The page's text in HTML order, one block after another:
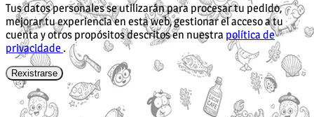
Tus datos personales se utilizarán para procesar tu pedido,
mejorar tu experiencia en esta web, gestionar el acceso a tu
cuenta y otros propósitos descritos en nuestra política de
privacidade .
Rexistrarse